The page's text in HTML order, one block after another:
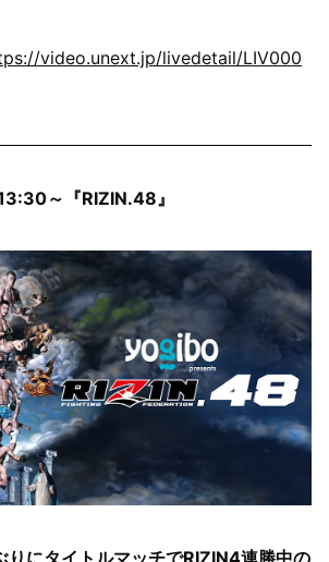
video.unext.jp/livedetail/LIV000
～『RIZIN.48』
りにタイトルマッチでRIZIN4連勝中の